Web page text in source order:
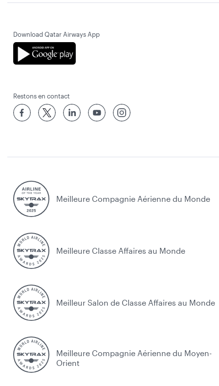
Download Qatar Airways App
Restons en contact
Meilleure Compagnie Aérienne du Monde
Meilleure Classe Affaires au Monde
Meilleur Salon de Classe Affaires au Monde
Meilleure Compagnie Aérienne du Moyen-
Orient